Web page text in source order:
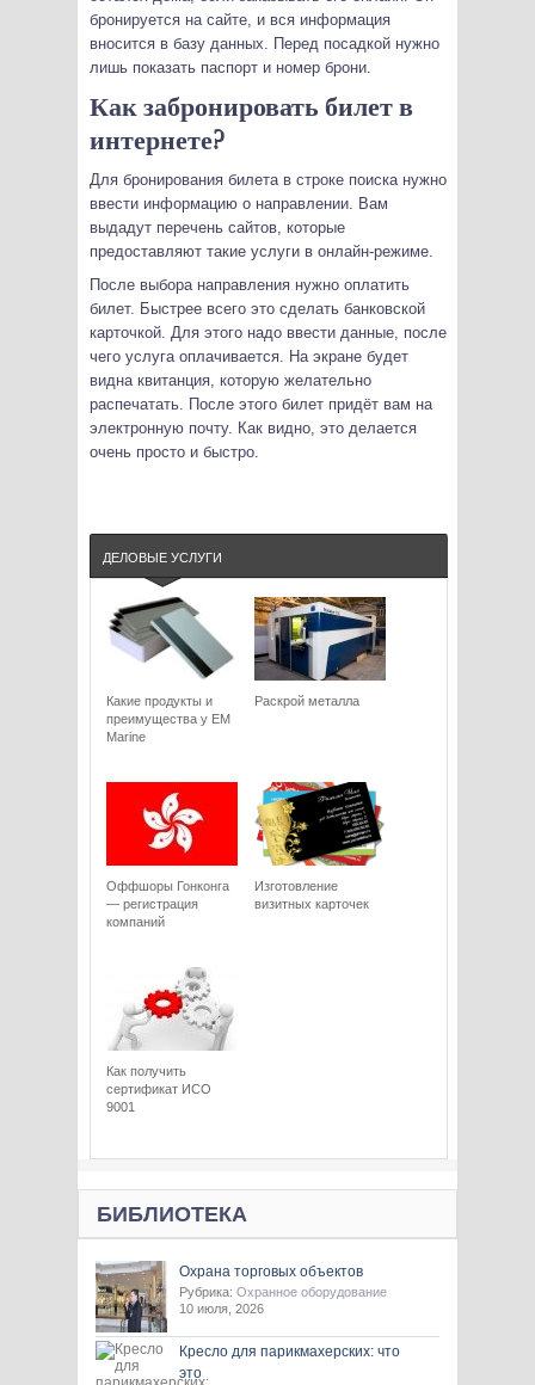
бронируется на сайте, и вся информация
вносится в базу данных. Перед посадкой нужно
лишь показать паспорт и номер брони.
Как забронировать билет в
интернете?
Для бронирования билета в строке поиска нужно
ввести информацию о направлении. Вам
выдадут перечень сайтов, которые
предоставляют такие услуги в онлайн-режиме.
После выбора направления нужно оплатить
билет. Быстрее всего это сделать банковской
карточкой. Для этого надо ввести данные, после
чего услуга оплачивается. На экране будет
видна квитанция, которую желательно
распечатать. После этого билет придёт вам на
электронную почту. Как видно, это делается
очень просто и быстро.
ДЕЛОВЫЕ УСЛУГИ
Какие продукты и
преимущества у EM
Marine
Раскрой металла
Оффшоры Гонконга
— регистрация
компаний
Изготовление
визитных карточек
Как получить
сертификат ИСО
9001
БИБЛИОТЕКА
Охрана торговых объектов
Рубрика: Охранное оборудование
10 июля, 2026
Кресло для парикмахерских: что
это